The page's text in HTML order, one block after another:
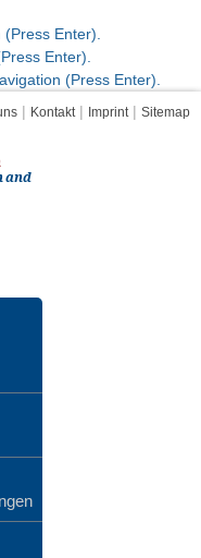
Enter).
Enter).
(Press Enter).
| Kontakt | Imprint | Sitemap
and